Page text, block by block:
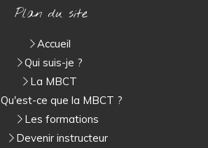
Plan du site
Accueil
Qui suis-je ?
La MBCT
Qu'est-ce que la MBCT ?
Les formations
Devenir instructeur